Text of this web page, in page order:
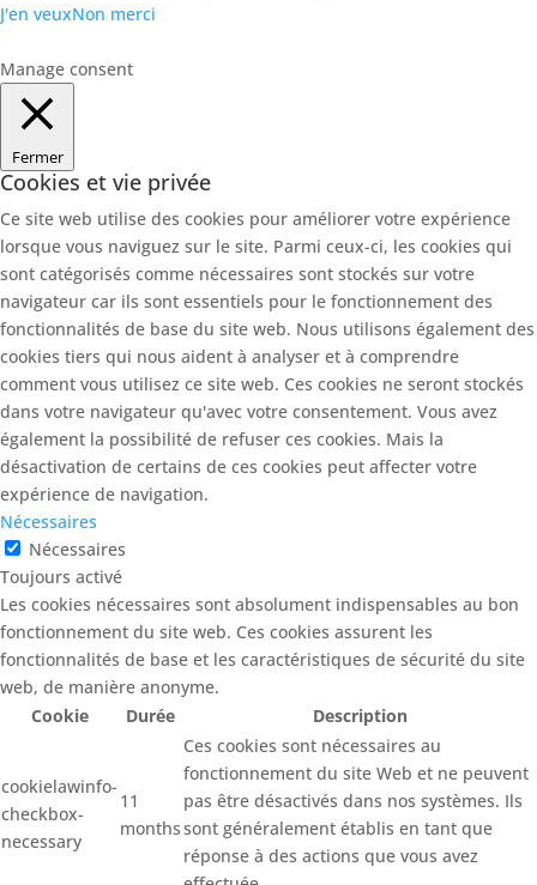
J'en veuxNon merci
Manage consent
Fermer
Cookies et vie privée
Ce site web utilise des cookies pour améliorer votre expérience
lorsque vous naviguez sur le site. Parmi ceux-ci, les cookies qui
sont catégorisés comme nécessaires sont stockés sur votre
navigateur car ils sont essentiels pour le fonctionnement des
fonctionnalités de base du site web. Nous utilisons également des
cookies tiers qui nous aident à analyser et à comprendre
comment vous utilisez ce site web. Ces cookies ne seront stockés
dans votre navigateur qu'avec votre consentement. Vous avez
également la possibilité de refuser ces cookies. Mais la
désactivation de certains de ces cookies peut affecter votre
expérience de navigation.
Nécessaires
Nécessaires
Toujours activé
Les cookies nécessaires sont absolument indispensables au bon
fonctionnement du site web. Ces cookies assurent les
fonctionnalités de base et les caractéristiques de sécurité du site
web, de manière anonyme.
Cookie
Durée Description
cookielawinfo-
checkbox-
necessary
11
months
Ces cookies sont nécessaires au
fonctionnement du site Web et ne peuvent
pas être désactivés dans nos systèmes. Ils
sont généralement établis en tant que
réponse à des actions que vous avez